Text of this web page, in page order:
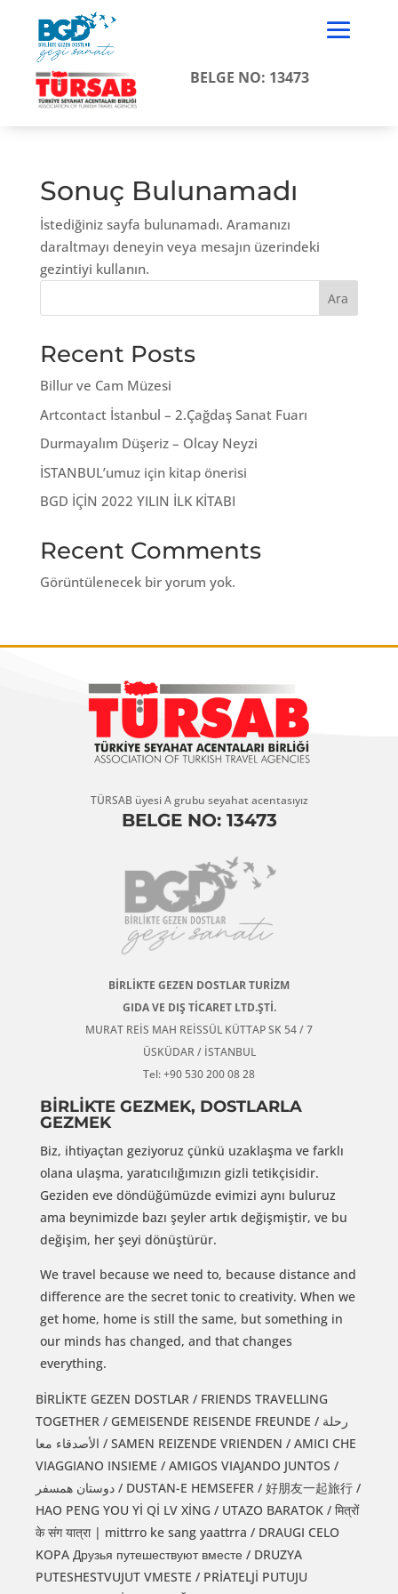
BELGE NO: 13473
Sonuç Bulunamadı
İstediğiniz sayfa bulunamadı. Aramanızı
daraltmayı deneyin veya mesajın üzerindeki
gezintiyi kullanın.
Ara
Recent Posts
Billur ve Cam Müzesi
Artcontact İstanbul – 2.Çağdaş Sanat Fuarı
Durmayalım Düşeriz – Olcay Neyzi
İSTANBUL’umuz için kitap önerisi
BGD İÇİN 2022 YILIN İLK KİTABI
Recent Comments
Görüntülenecek bir yorum yok.
TÜRSAB üyesi A grubu seyahat acentasıyız
BELGE NO: 13473
BİRLİKTE GEZEN DOSTLAR TURİZM
GIDA VE DIŞ TİCARET LTD.ŞTİ.
MURAT REİS MAH REİSSÜL KÜTTAP SK 54 / 7
ÜSKÜDAR / İSTANBUL
Tel: +90 530 200 08 28
BİRLİKTE GEZMEK, DOSTLARLA
GEZMEK
Biz, ihtiyaçtan geziyoruz çünkü uzaklaşma ve farklı
olana ulaşma, yaratıcılığımızın gizli tetikçisidir.
Geziden eve döndüğümüzde evimizi aynı buluruz
ama beynimizde bazı şeyler artık değişmiştir, ve bu
değişim, her şeyi dönüştürür.
We travel because we need to, because distance and
difference are the secret tonic to creativity. When we
get home, home is still the same, but something in
our minds has changed, and that changes
everything.
BİRLİKTE GEZEN DOSTLAR / FRIENDS TRAVELLING
TOGETHER / GEMEISENDE REISENDE FREUNDE / رحلة
الأصدقاء معا / SAMEN REIZENDE VRIENDEN / AMICI CHE
VIAGGIANO INSIEME / AMIGOS VIAJANDO JUNTOS /
دوستان همسفر / DUSTAN-E HEMSEFER / 好朋友一起旅行 /
HAO PENG YOU Yİ Qİ LV XİNG / UTAZO BARATOK / मित्रों
के संग यात्रा | mittrro ke sang yaattrra / DRAUGI CELO
KOPA Друзья путешествуют вместе / DRUZYA
PUTESHESTVUJUT VMESTE / PRİATELJİ PUTUJU